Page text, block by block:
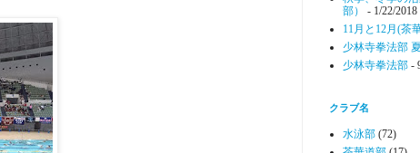
部）
- 1/22/2018
11月と12月(茶
少林寺拳法部
少林寺拳法部 -
クラブ名
水泳部 (72)